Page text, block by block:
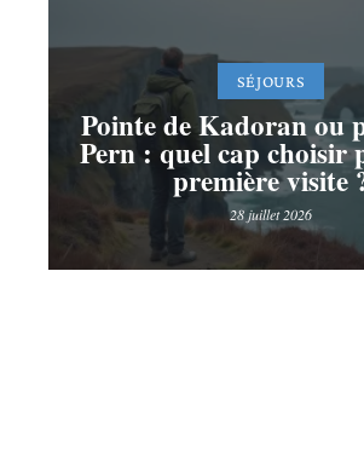
SÉJOURS
Pointe de Kadoran ou
Pern : quel cap choisir
première visite
28 juillet 2026